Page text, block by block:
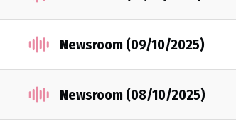
Newsroom (09/10/2025)
Newsroom (08/10/2025)